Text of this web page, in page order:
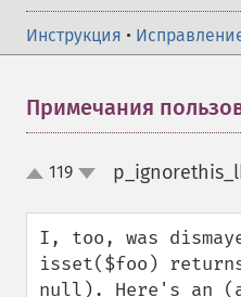
Инструкция •
Примечания
up119
I, too, was
isset($foo)
null). Here's an